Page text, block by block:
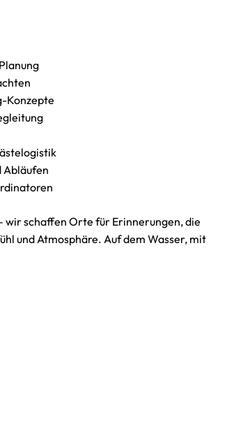
Konzepte
Abläufen
wir schaffen Orte für Erinnerungen, die
und Atmosphäre. Auf dem Wasser, mit